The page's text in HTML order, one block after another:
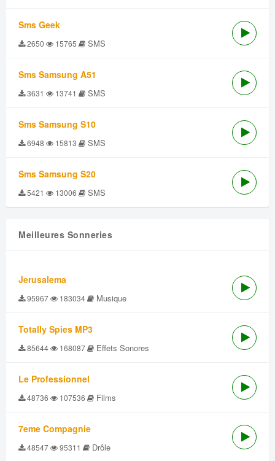
Sms Geek
2650 15765 SMS
Sms Samsung A51
3631 13741 SMS
Sms Samsung S10
6948 15813 SMS
Sms Samsung S20
5421 13006 SMS
Meilleures Sonneries
Jerusalema
95967 183034 Musique
Totally Spies MP3
85644 168087 Effets Sonores
Le Professionnel
48736 107536 Films
7eme Compagnie
48547 95311 Drôle